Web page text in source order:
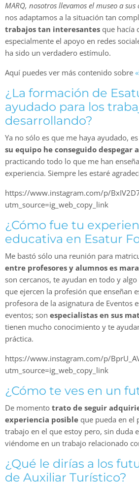
MARQ, nosotros llevamos el museo a sus
nos adaptamos a la situación tan
trabajos tan interesantes que hacía
especialmente el apoyo en redes
ha sido un verdadero estímulo.
Aquí puedes ver más contenido sobre
¿La formación de
ayudado para los
desarrollando?
Ya no sólo es que me haya ayudado,
su equipo he conseguido despegar
practicando todo lo que me han
experiencia. Siempre les estaré
https://www.instagram.com/p/
utm_source=ig_web_copy_link
¿Cómo fue tu
educativa en Esatur
Me bastó sólo una reunión para
entre profesores y alumnos es
son cercanos, te ayudan en todo y
que ejercen la profesión que enseñan
profesora de la asignatura de Eventos
eventos; son especialistas en sus
tienen mucho conocimiento y te
práctica.
https://www.instagram.com/p/
utm_source=ig_web_copy_link
¿Cómo te ves en un
De momento trato de seguir
experiencia posible que pueda en el
trabajo en el que estoy pero, sin duda
viéndome en un trabajo relacionado
¿Qué le dirías a los
de Auxiliar Turístico?